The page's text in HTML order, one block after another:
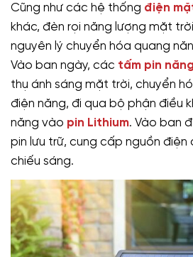
Cũng như các hệ thống điện
khác, đèn rọi năng lượng mặt
nguyên lý chuyển hóa quang
Vào ban ngày, các tấm pin
thụ ánh sáng mặt trời, chuyển
điện năng, đi qua bộ phận điều
năng vào pin Lithium. Vào ban
pin lưu trữ, cung cấp nguồn điện
chiếu sáng.